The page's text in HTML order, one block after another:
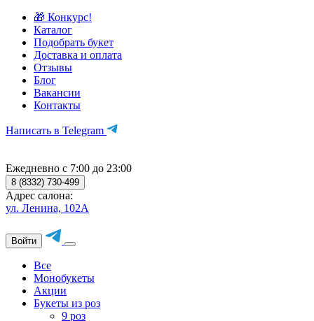
🎁 Конкурс!
Каталог
Подобрать букет
Доставка и оплата
Отзывы
Блог
Вакансии
Контакты
Написать в Telegram
Ежедневно с 7:00 до 23:00
8 (8332) 730-499
Адрес салона:
ул. Ленина, 102А
Войти
Все
Монобукеты
Акции
Букеты из роз
9 роз